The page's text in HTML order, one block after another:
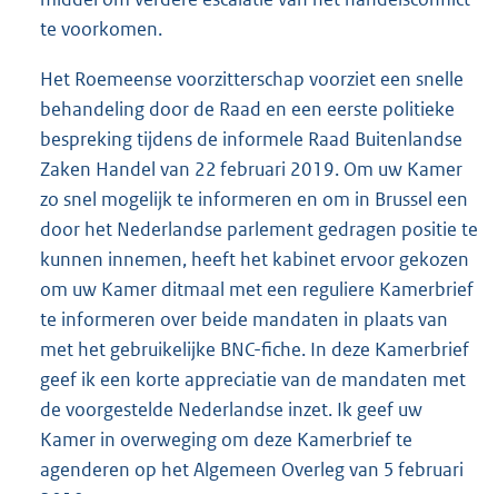
te voorkomen.
Het Roemeense voorzitterschap voorziet een snelle
behandeling door de Raad en een eerste politieke
bespreking tijdens de informele Raad Buitenlandse
Zaken Handel van 22 februari 2019. Om uw Kamer
zo snel mogelijk te informeren en om in Brussel een
door het Nederlandse parlement gedragen positie te
kunnen innemen, heeft het kabinet ervoor gekozen
om uw Kamer ditmaal met een reguliere Kamerbrief
te informeren over beide mandaten in plaats van
met het gebruikelijke BNC-fiche. In deze Kamerbrief
geef ik een korte appreciatie van de mandaten met
de voorgestelde Nederlandse inzet. Ik geef uw
Kamer in overweging om deze Kamerbrief te
agenderen op het Algemeen Overleg van 5 februari